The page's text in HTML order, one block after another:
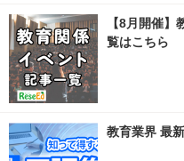
【8月開催
覧はこちら
教育業界 最